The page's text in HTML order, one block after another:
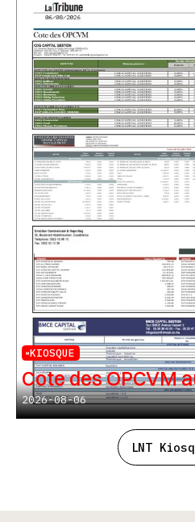
KIOSQUE
Cote des OPCVM
2026-08-06
LNT